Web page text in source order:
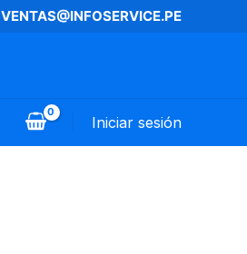
VENTAS@INFOSERVICE.PE
Iniciar sesión